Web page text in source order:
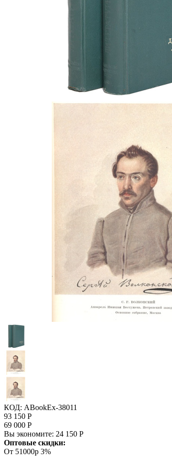
КОД: ABookEx-38011
93 150 Р
69 000 Р
Вы экономите: 24 150 Р
Оптовые скидки:
От 51000р 3%